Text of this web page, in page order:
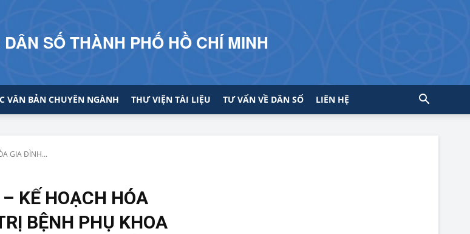
SỐ THÀNH PHỐ HỒ CHÍ MINH
VĂN BẢN CHUYÊN NGÀNH THƯ VIỆN TÀI LIỆU TƯ VẤN VỀ DÂN SỐ LIÊN HỆ
GIA ĐÌNH...
KẾ HOẠCH HÓA
BỆNH PHỤ KHOA